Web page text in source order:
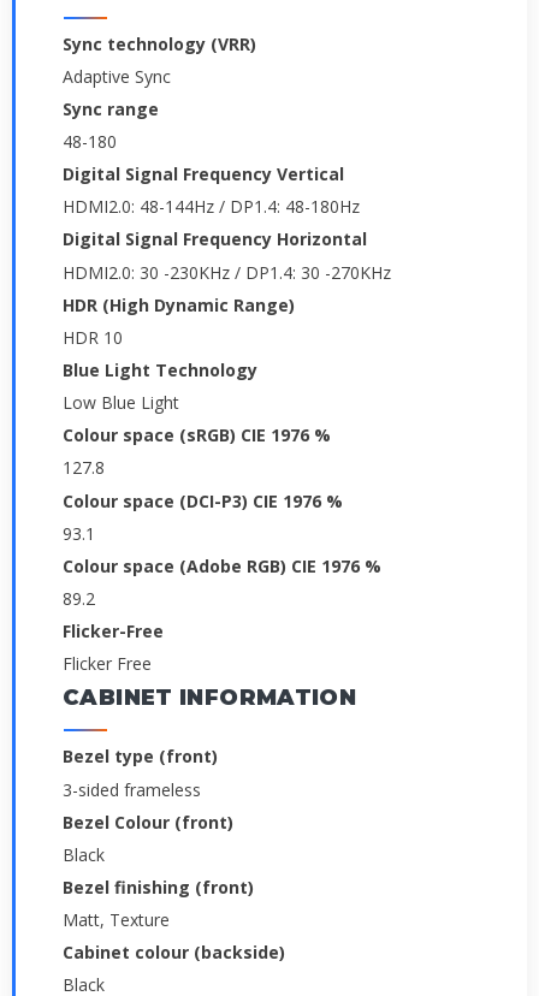
Sync technology (VRR)
Adaptive Sync
Sync range
48-180
Digital Signal Frequency Vertical
HDMI2.0: 48-144Hz / DP1.4: 48-180Hz
Digital Signal Frequency Horizontal
HDMI2.0: 30 -230KHz / DP1.4: 30 -270KHz
HDR (High Dynamic Range)
HDR 10
Blue Light Technology
Low Blue Light
Colour space (sRGB) CIE 1976 %
127.8
Colour space (DCI-P3) CIE 1976 %
93.1
Colour space (Adobe RGB) CIE 1976 %
89.2
Flicker-Free
Flicker Free
CABINET INFORMATION
Bezel type (front)
3-sided frameless
Bezel Colour (front)
Black
Bezel finishing (front)
Matt, Texture
Cabinet colour (backside)
Black